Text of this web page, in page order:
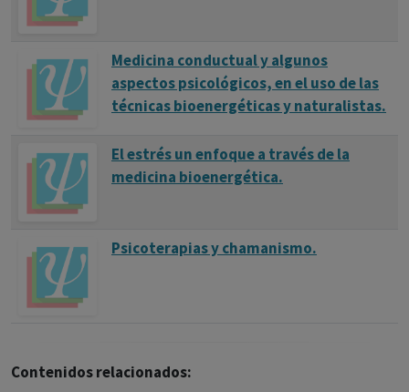
Medicina conductual y algunos
aspectos psicológicos, en el uso de las
técnicas bioenergéticas y naturalistas.
El estrés un enfoque a través de la
medicina bioenergética.
Psicoterapias y chamanismo.
Contenidos relacionados: